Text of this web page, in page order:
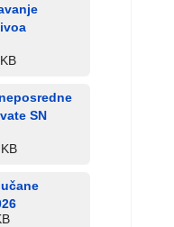
SN